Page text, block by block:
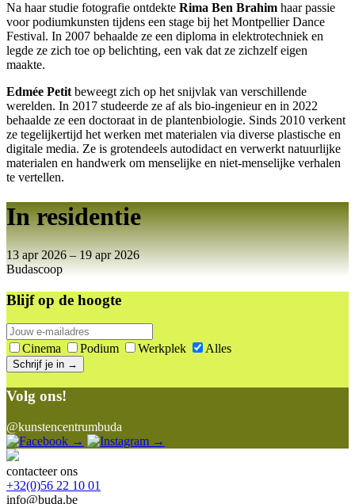
Na haar studie fotografie ontdekte Rima Ben Brahim haar passie
voor podiumkunsten tijdens een stage bij het Montpellier Dance
Festival. In 2007 behaalde ze een diploma in elektrotechniek en
legde ze zich toe op belichting, een vak dat ze zichzelf eigen
maakte.
Edmée Petit beweegt zich op het snijvlak van verschillende
werelden. In 2017 studeerde ze af als bio-ingenieur en in 2022
behaalde ze een doctoraat in de plantenbiologie. Sinds 2010 verkent
ze tegelijkertijd het werken met materialen via diverse plastische en
digitale media. Ze is grotendeels autodidact en verwerkt natuurlijke
materialen en handwerk om menselijke en niet-menselijke verhalen
te vertellen.
In residentie
13 apr 2026 – 19 apr 2026
Budascoop
Blijf op de hoogte
Cinema Podium Werkplek Alles
Schrijf je in →
Volg ons!
@kunstencentrumbuda
→
→
contacteer ons
+32(0)56 22 10 01
info@buda.be